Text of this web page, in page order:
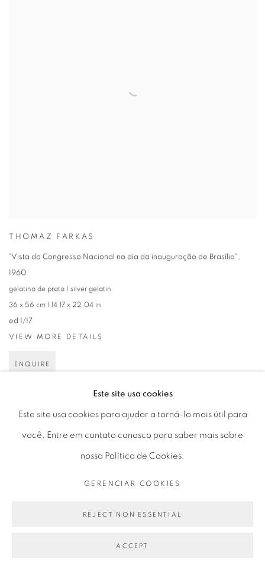
THOMAZ FARKAS
"Vista do Congresso Nacional no dia da inauguração de Brasília",
1960
gelatina de prata | silver gelatin
36 x 56 cm | 14.17 x 22.04 in
ed 1/17
VIEW MORE DETAILS
ENQUIRE
Este site usa cookies
Este site usa cookies para ajudar a torná-lo mais útil para
você. Entre em contato conosco para saber mais sobre
nossa Política de Cookies.
GERENCIAR COOKIES
REJECT NON ESSENTIAL
ACCEPT